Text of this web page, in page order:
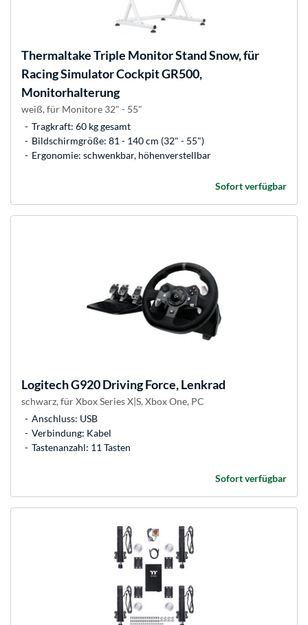
ThermaltakeTriple Monitor Stand Snow, für
Racing Simulator Cockpit GR500,
Monitorhalterung
weiß, für Monitore 32" - 55"
Tragkraft: 60 kg gesamt
Bildschirmgröße: 81 - 140 cm (32" - 55")
Ergonomie: schwenkbar, höhenverstellbar
Sofort verfügbar
LogitechG920 Driving Force, Lenkrad
schwarz, für Xbox Series X|S, Xbox One, PC
Anschluss: USB
Verbindung: Kabel
Tastenanzahl: 11 Tasten
Sofort verfügbar